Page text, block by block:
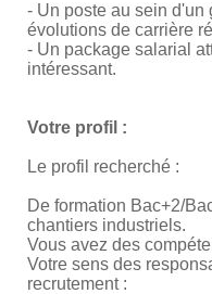
- Un poste au sein d'un
évolutions de carrière
- Un package salarial
intéressant.
Votre profil :
Le profil recherché :
De formation Bac+2/
chantiers industriels.
Vous avez des
Votre sens des
recrutement :